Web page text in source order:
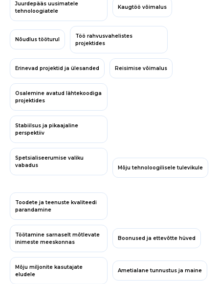
Juurdepääs uusimatele
tehnoloogiatele
Kaugtöö võimalus
Nõudlus tööturul
Töö rahvusvahelistes
projektides
Erinevad projektid ja ülesanded Reisimise võimalus
Osalemine avatud lähtekoodiga
projektides
Stabiilsus ja pikaajaline
perspektiiv
Spetsialiseerumise valiku
vabadus
Mõju tehnoloogilisele tulevikule
Toodete ja teenuste kvaliteedi
parandamine
Töötamine sarnaselt mõtlevate
inimeste meeskonnas
Boonused ja ettevõtte hüved
Mõju miljonite kasutajate
eludele
Ametialane tunnustus ja maine